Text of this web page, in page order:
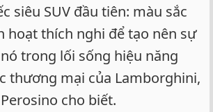
siêu SUV đầu tiên: màu sắc
hoạt thích nghi để tạo nên sự
trong lối sống hiệu năng
thương mại của Lamborghini,
cho biết.